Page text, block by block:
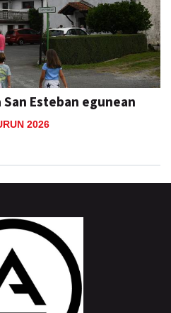
Esteban egunean
2026